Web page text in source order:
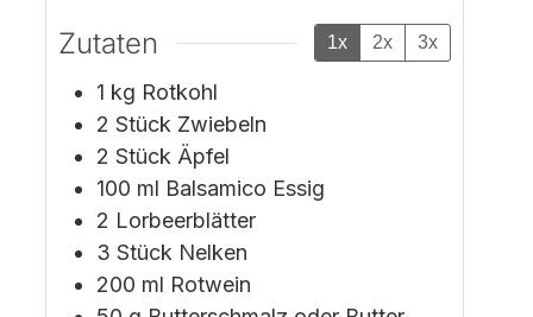
Zutaten 1x 2x 3x
1 kg Rotkohl
2 Stück Zwiebeln
2 Stück Äpfel
100 ml Balsamico Essig
2 Lorbeerblätter
3 Stück Nelken
200 ml Rotwein